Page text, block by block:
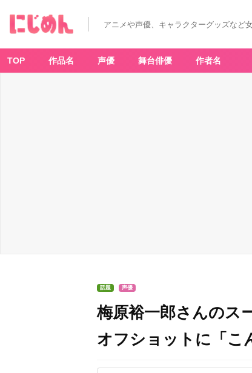
アニメや声優、キャラクターグッズなど
TOP 作品名 声優 舞台俳優 作者名
話題 声優
梅原裕一郎さんのス
オフショットに「こ